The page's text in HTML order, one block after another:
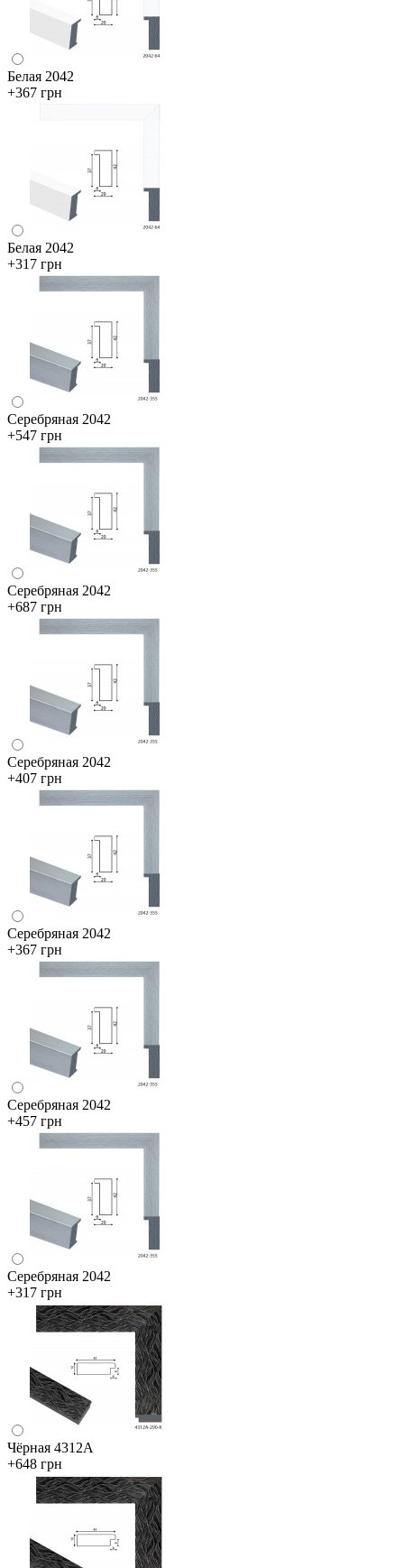
Белая 2042
+367 грн
Белая 2042
+317 грн
Серебряная 2042
+547 грн
Серебряная 2042
+687 грн
Серебряная 2042
+407 грн
Серебряная 2042
+367 грн
Серебряная 2042
+457 грн
Серебряная 2042
+317 грн
Чёрная 4312А
+648 грн